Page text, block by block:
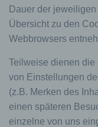
Dauer der
Übersicht zu den
Webbrowsers
Teilweise dienen
von Einstellungen
(z.B. Merken des
einen späteren
einzelne von uns